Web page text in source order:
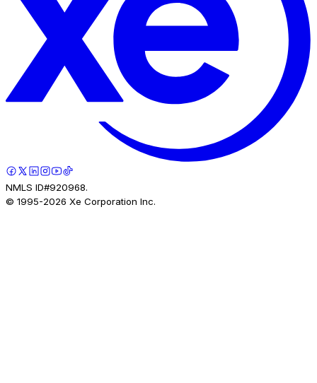
NMLS ID#920968.
© 1995-2026 Xe Corporation Inc.